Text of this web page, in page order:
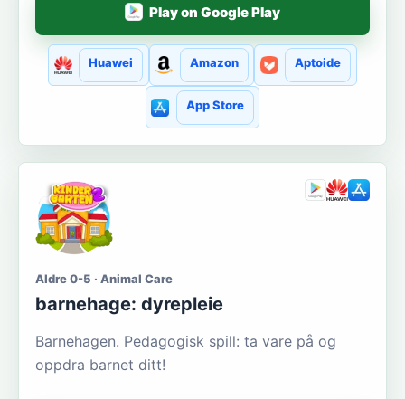
Play on Google Play
Huawei Amazon Aptoide
App Store
Aldre 0-5 · Animal Care
barnehage: dyrepleie
Barnehagen. Pedagogisk spill: ta vare på og
oppdra barnet ditt!